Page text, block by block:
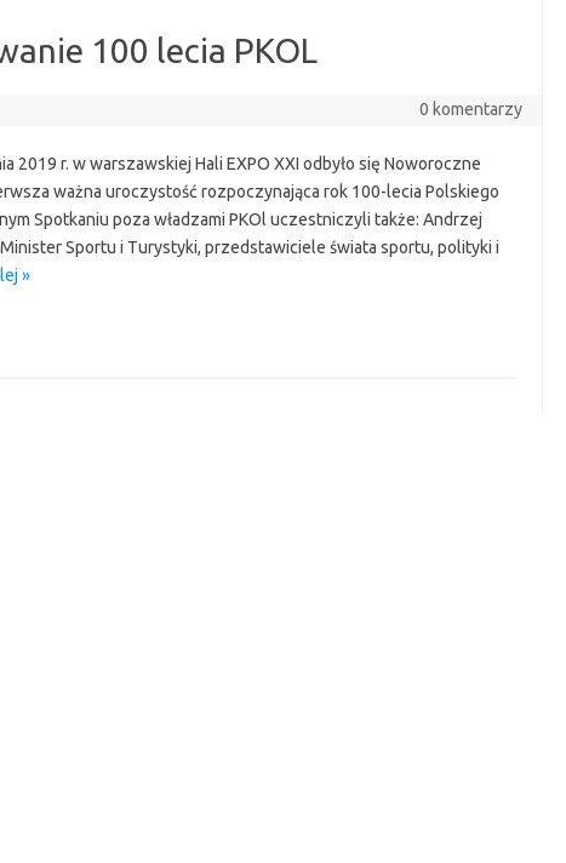
100 lecia PKOL
0 komentarzy
r. w warszawskiej Hali EXPO XXI odbyło się Noworoczne
ważna uroczystość rozpoczynająca rok 100-lecia Polskiego
Spotkaniu poza władzami PKOl uczestniczyli także: Andrzej
Sportu i Turystyki, przedstawiciele świata sportu, polityki i
»